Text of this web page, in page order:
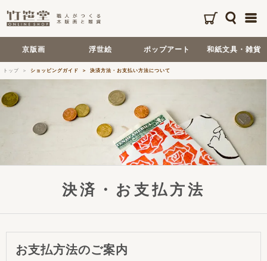
京版画 浮世絵 ポップアート 和紙文具・雑貨
トップ ショッピングガイド 決済方法・お支払い方法について
決済・お支払方法
お支払方法のご案内